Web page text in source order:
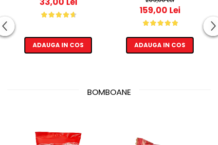
ADAUGA IN COS
159,00 Lei
ADAUGA IN COS
BOMBOANE